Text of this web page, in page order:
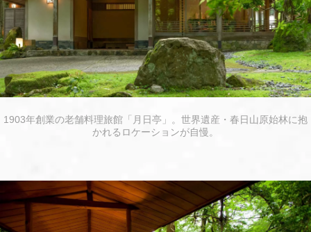
1903年創業の老舗料理旅館「月日亭」。世界遺産・春日山原始林に抱
かれるロケーションが自慢。